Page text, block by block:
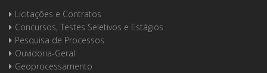
Licitações e Contratos
Concursos, Testes Seletivos e Estágios
Pesquisa de Processos
Ouvidoria-Geral
Geoprocessamento